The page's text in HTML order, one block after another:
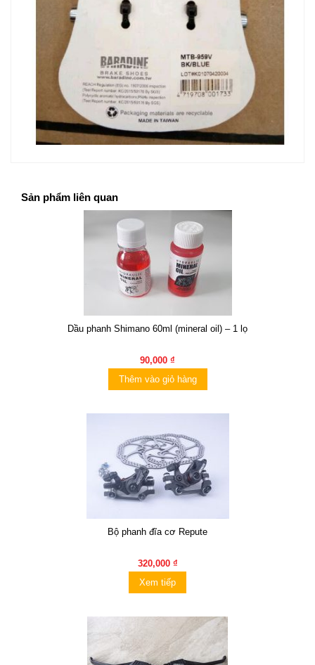
Sản phẩm liên quan
Dầu phanh Shimano 60ml (mineral oil) – 1 lọ
90,000 ₫
Thêm vào giỏ hàng
Bộ phanh đĩa cơ Repute
320,000 ₫
Xem tiếp